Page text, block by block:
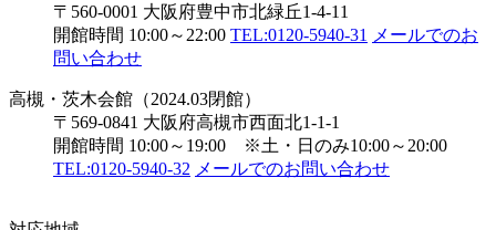
〒560-0001 大阪府豊中市北緑丘1-4-11
開館時間 10:00～22:00 TEL:0120-5940-31
メールでのお
問い合わせ
高槻・茨木会館（2024.03閉館）
〒569-0841 大阪府高槻市西面北1-1-1
開館時間 10:00～19:00 ※土・日のみ10:00～20:00
TEL:0120-5940-32 メールでのお問い合わせ